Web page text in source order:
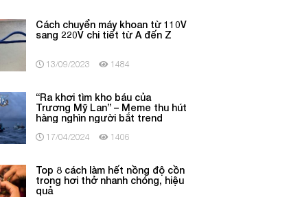
Cách chuyển máy khoan từ 110V
sang 220V chi tiết từ A đến Z
13/09/2023 1484
“Ra khơi tìm kho báu của
Trương Mỹ Lan” – Meme thu hút
hàng nghìn người bắt trend
17/04/2024 1406
Top 8 cách làm hết nồng độ cồn
trong hơi thở nhanh chóng, hiệu
quả